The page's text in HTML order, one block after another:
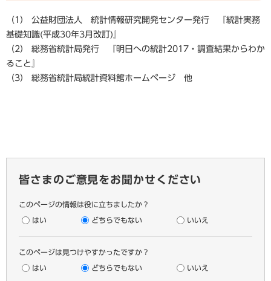
（1） 公益財団法人 統計情報研究開発センター発行 『統計実務
基礎知識(平成30年3月改訂)』
（2） 総務省統計局発行 『明日への統計2017・調査結果からわか
ること』
（3） 総務省統計局統計資料館ホームページ 他
皆さまのご意見をお聞かせください
このページの情報は役に立ちましたか？
はい どちらでもない いいえ
このページは見つけやすかったですか？
はい どちらでもない いいえ